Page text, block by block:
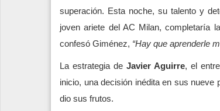
superación. Esta noche, su talento y
joven ariete del AC Milan, completaría
confesó Giménez, “Hay que aprenderle
La estrategia de Javier Aguirre, el
inicio, una decisión inédita en sus
dio sus frutos.